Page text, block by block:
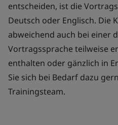
entscheiden, ist die
Deutsch oder Englisch. Die
abweichend auch bei einer
Vortragssprache teilweise
enthalten oder gänzlich in
Sie sich bei Bedarf dazu
Trainingsteam.